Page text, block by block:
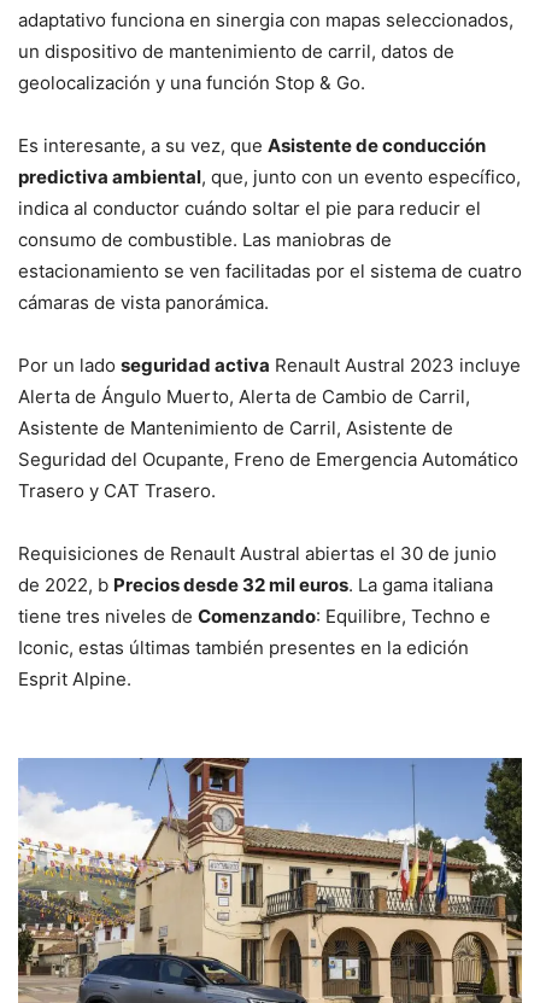
adaptativo funciona en sinergia con mapas seleccionados,
un dispositivo de mantenimiento de carril, datos de
geolocalización y una función Stop & Go.
Es interesante, a su vez, que Asistente de conducción
predictiva ambiental, que, junto con un evento específico,
indica al conductor cuándo soltar el pie para reducir el
consumo de combustible. Las maniobras de
estacionamiento se ven facilitadas por el sistema de cuatro
cámaras de vista panorámica.
Por un lado seguridad activa Renault Austral 2023 incluye
Alerta de Ángulo Muerto, Alerta de Cambio de Carril,
Asistente de Mantenimiento de Carril, Asistente de
Seguridad del Ocupante, Freno de Emergencia Automático
Trasero y CAT Trasero.
Requisiciones de Renault Austral abiertas el 30 de junio
de 2022, b Precios desde 32 mil euros. La gama italiana
tiene tres niveles de Comenzando: Equilibre, Techno e
Iconic, estas últimas también presentes en la edición
Esprit Alpine.